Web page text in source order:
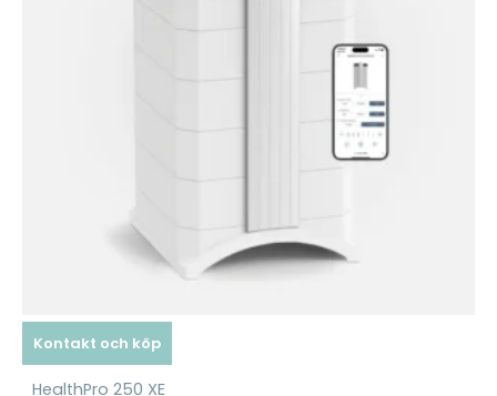
Kontakt och köp
HealthPro 250 XE